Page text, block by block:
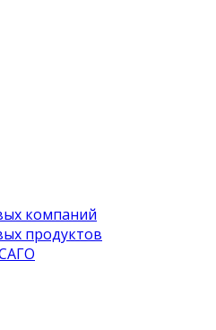
компаний
продуктов